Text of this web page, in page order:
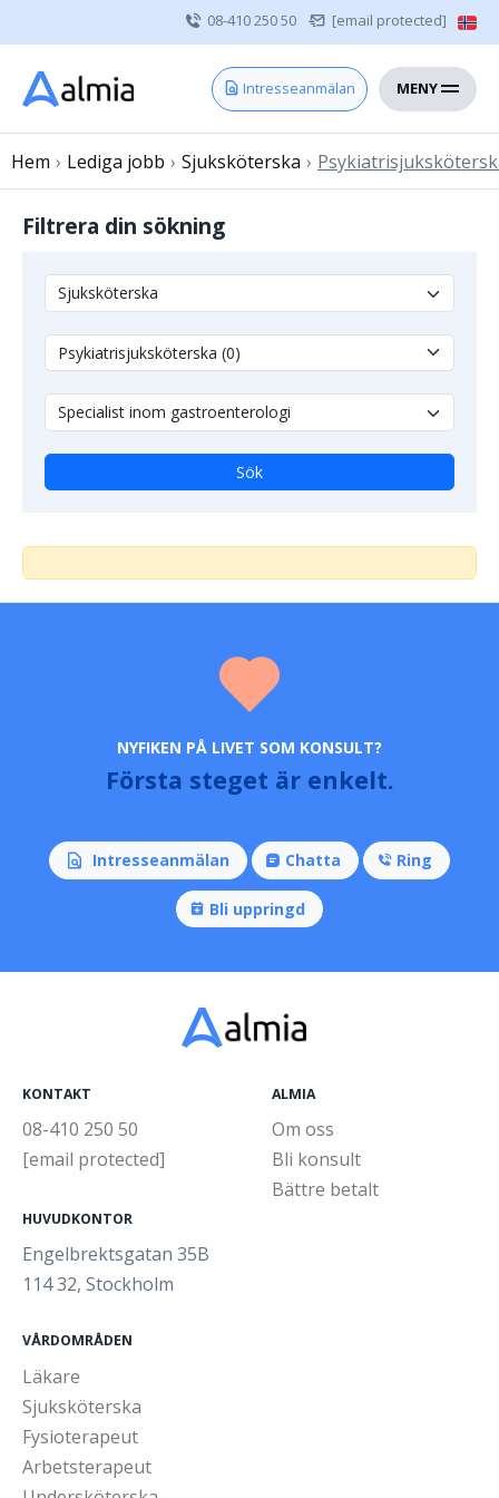
08-410 250 50 [email protected]
Intresseanmälan MENY
Hem
Vårdgivare
Om oss
Kontakt
Övrig vårdpersonal
Hem › Lediga jobb › Sjuksköterska ›
Filtrera din sökning
Sök
NYFIKEN PÅ LIVET SOM KONSULT?
Första steget är enkelt.
Intresseanmälan Chatta Ring
Bli uppringd
KONTAKT
08-410 250 50
[email protected]
HUVUDKONTOR
Engelbrektsgatan 35B
114 32, Stockholm
ALMIA
Om oss
Bli konsult
Bättre betalt
VÅRDOMRÅDEN
Läkare
Sjuksköterska
Fysioterapeut
Arbetsterapeut